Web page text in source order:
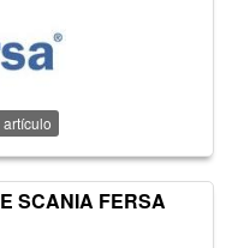
SCANIA FERSA